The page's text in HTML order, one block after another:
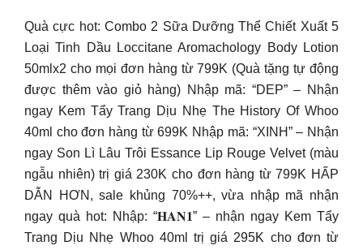
Quà cực hot: Combo 2 Sữa Dưỡng Thể Chiết Xuất 5
Loại Tinh Dầu Loccitane Aromachology Body Lotion
50mlx2 cho mọi đơn hàng từ 799K (Quà tặng tự động
được thêm vào giỏ hàng) Nhập mã: “DEP” – Nhận
ngay Kem Tẩy Trang Dịu Nhẹ The History Of Whoo
40ml cho đơn hàng từ 699K Nhập mã: “XINH” – Nhận
ngay Son Lì Lâu Trôi Essance Lip Rouge Velvet (màu
ngẫu nhiên) trị giá 230K cho đơn hàng từ 799K HẤP
DẪN HƠN, sale khủng 70%++, vừa nhập mã nhận
ngay quà hot: Nhập: “𝐇𝐀𝐍𝟏” – nhận ngay Kem Tẩy
Trang Dịu Nhẹ Whoo 40ml trị giá 295K cho đơn từ